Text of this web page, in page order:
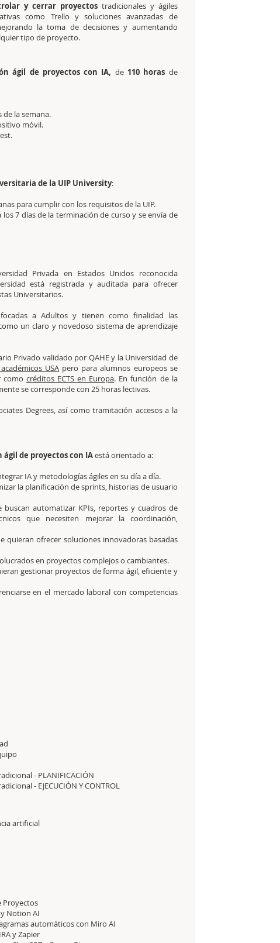
y cerrar proyectostradicionales y ágiles
como Trello y soluciones avanzadas de
la toma de decisiones y aumentando
tipo de proyecto.
ágil de proyectos con IA, de110 horas de
de la semana.
móvil.
de la UIP University:
para cumplir con los requisitos de la UIP.
7 días de la terminación de curso y se envía de
Privada en Estados Unidos reconocida
está registrada y auditada para ofrecer
Universitarios.
a Adultos y tienen como finalidad las
un claro y novedoso sistema de aprendizaje
Privado validado por QAHE y la Universidad de
USA pero para alumnos europeos se
como créditos ECTS en Europa. En función de la
se corresponde con 25 horas lectivas.
Degrees, así como tramitación accesos a la
ágil de proyectos con IAestá orientado a:
IA y metodologías ágiles en su día a día.
la planificación de sprints, historias de usuario
automatizar KPIs, reportes y cuadros de
que necesiten mejorar la coordinación,
ofrecer soluciones innovadoras basadas
en proyectos complejos o cambiantes.
gestionar proyectos de forma ágil, eficiente y
en el mercado laboral con competencias
- PLANIFICACIÓN
- EJECUCIÓN Y CONTROL
artificial
Proyectos
Notion AI
automáticos con Miro AI
y Zapier